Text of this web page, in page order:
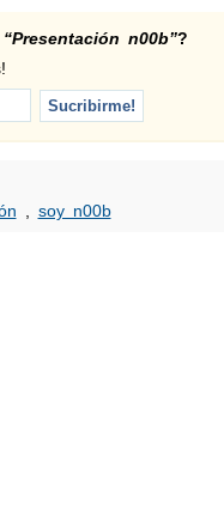
“Presentación n00b”?
soy n00b